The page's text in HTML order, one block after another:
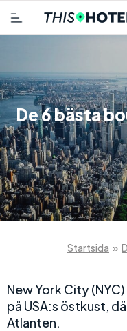
De 6 bästa
Startsida »
New York City
på USA:s östkust,
Atlanten.